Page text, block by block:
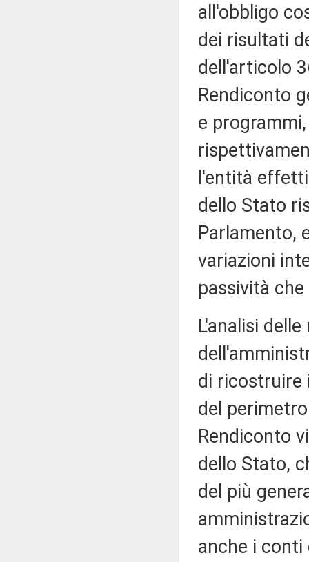
all'obbligo
dei risultati
dell'articolo
Rendiconto
e
l'entità
dello Stato
Parlamento,
variazioni
passività
L'analisi
di ricostruire
del
Rendiconto
dello Stato,
del più
anche i conti